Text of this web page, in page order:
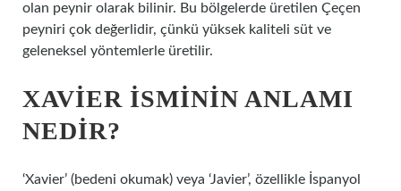
olan peynir olarak bilinir. Bu bölgelerde üretilen Çeçen
peyniri çok değerlidir, çünkü yüksek kaliteli süt ve
geleneksel yöntemlerle üretilir.
XAVIER ISMININ ANLAMI
NEDIR?
‘Xavier’ (bedeni okumak) veya ‘Javier’, özellikle İspanyol